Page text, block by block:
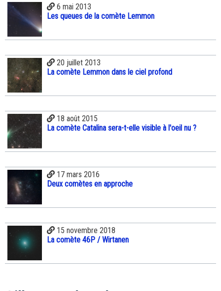
6 mai 2013
Les queues de la comète Lemmon
20 juillet 2013
La comète Lemmon dans le ciel profond
18 août 2015
La comète Catalina sera-t-elle visible à l'oeil nu ?
17 mars 2016
Deux comètes en approche
15 novembre 2018
La comète 46P / Wirtanen